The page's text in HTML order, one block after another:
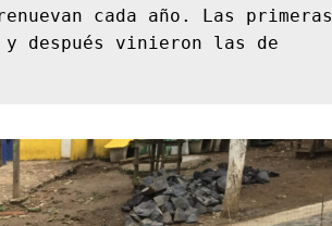
cada año. Las primeras
después vinieron las de